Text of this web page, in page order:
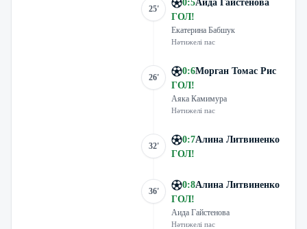
25'
0:5Аида Гайстенова
ГОЛ!
Екатерина Бабшук
Нәтижелі пас
26'
0:6Морган Томас Рис
ГОЛ!
Аяка Камимура
Нәтижелі пас
32'
0:7Алина Литвиненко
ГОЛ!
36'
0:8Алина Литвиненко
ГОЛ!
Аида Гайстенова
Нәтижелі пас